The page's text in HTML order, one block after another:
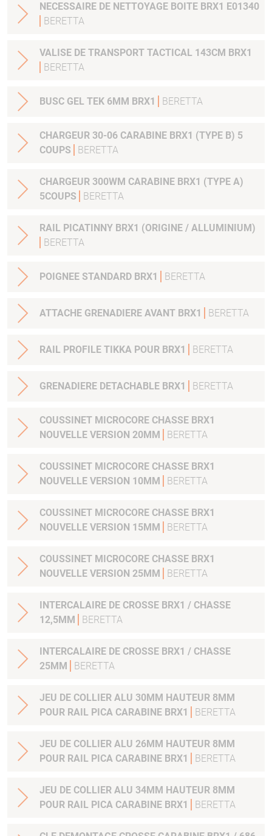
NECESSAIRE DE NETTOYAGE BOITE BRX1 E01340
BERETTA
VALISE DE TRANSPORT TACTICAL 143CM BRX1
BERETTA
BUSC GEL TEK 6MM BRX1 BERETTA
CHARGEUR 30-06 CARABINE BRX1 (TYPE B) 5
COUPS
BERETTA
CHARGEUR 300WM CARABINE BRX1 (TYPE A)
5COUPS
BERETTA
RAIL PICATINNY BRX1 (ORIGINE / ALLUMINIUM)
BERETTA
POIGNEE STANDARD BRX1 BERETTA
ATTACHE GRENADIERE AVANT BRX1 BERETTA
RAIL PROFILE TIKKA POUR BRX1 BERETTA
GRENADIERE DETACHABLE BRX1 BERETTA
COUSSINET MICROCORE CHASSE BRX1
NOUVELLE VERSION 20MM
BERETTA
COUSSINET MICROCORE CHASSE BRX1
NOUVELLE VERSION 10MM
BERETTA
COUSSINET MICROCORE CHASSE BRX1
NOUVELLE VERSION 15MM
BERETTA
COUSSINET MICROCORE CHASSE BRX1
NOUVELLE VERSION 25MM
BERETTA
INTERCALAIRE DE CROSSE BRX1 / CHASSE
12,5MM
BERETTA
INTERCALAIRE DE CROSSE BRX1 / CHASSE
25MM
BERETTA
JEU DE COLLIER ALU 30MM HAUTEUR 8MM
POUR RAIL PICA CARABINE BRX1
BERETTA
JEU DE COLLIER ALU 26MM HAUTEUR 8MM
POUR RAIL PICA CARABINE BRX1
BERETTA
JEU DE COLLIER ALU 34MM HAUTEUR 8MM
POUR RAIL PICA CARABINE BRX1
BERETTA